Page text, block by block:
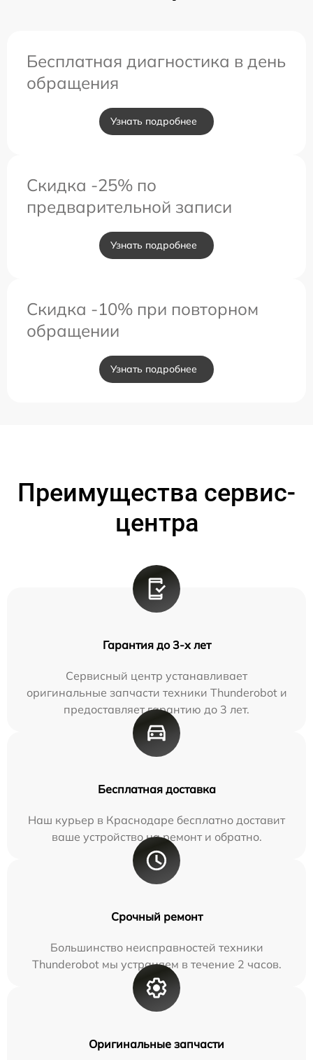
Бесплатная диагностика в день
обращения
Узнать подробнее
Скидка -25% по
предварительной записи
Узнать подробнее
Скидка -10% при повторном
обращении
Узнать подробнее
Преимущества сервис-
центра
Гарантия до 3-х лет
Сервисный центр устанавливает
оригинальные запчасти техники Thunderobot и
предоставляет гарантию до 3 лет.
Бесплатная доставка
Наш курьер в Краснодаре бесплатно доставит
ваше устройство на ремонт и обратно.
Срочный ремонт
Большинство неисправностей техники
Thunderobot мы устраняем в течение 2 часов.
Оригинальные запчасти